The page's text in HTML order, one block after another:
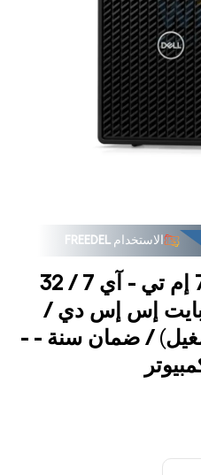
الاستخدام FREEDEL
ديل أوبتيبليكس 7000 إم تي - آي 7 / 32
/ 512 جيجابايت إس إس دي /
/ ضمان سنة - -